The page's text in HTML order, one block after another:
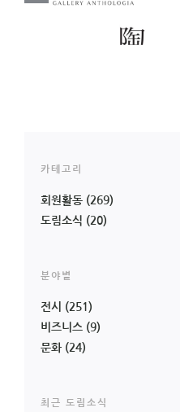
Hierophany 드러나는
카테고리
회원활동 (269)
도림소식 (20)
분야별
전시
(251)
비즈니스 (9)
문화 (24)
최근 도림소식